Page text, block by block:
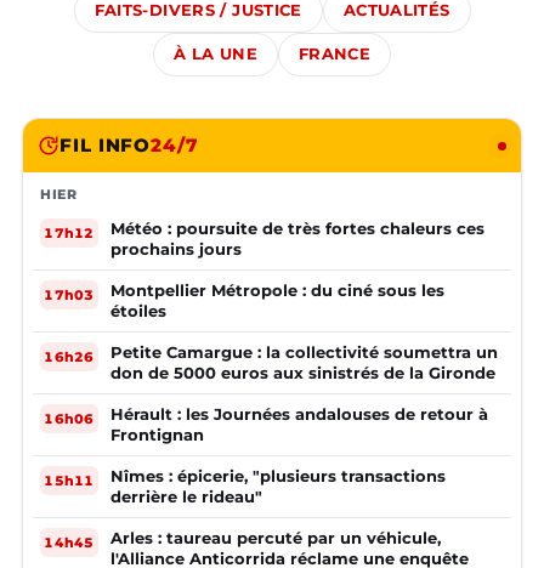
FAITS-DIVERS / JUSTICE ACTUALITÉS
À LA UNE FRANCE
FIL INFO24/7
HIER
17h12
Météo : poursuite de très fortes chaleurs ces
prochains jours
17h03
Montpellier Métropole : du ciné sous les
étoiles
16h26
Petite Camargue : la collectivité soumettra un
don de 5000 euros aux sinistrés de la Gironde
16h06
Hérault : les Journées andalouses de retour à
Frontignan
15h11
Nîmes : épicerie, "plusieurs transactions
derrière le rideau"
14h45
Arles : taureau percuté par un véhicule,
l'Alliance Anticorrida réclame une enquête